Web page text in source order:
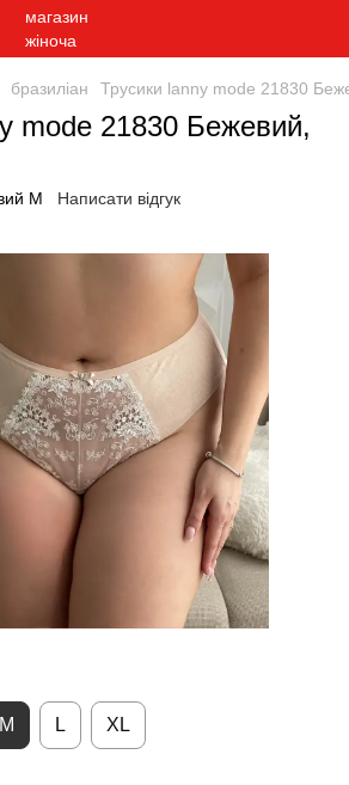
бразиліан Трусики lanny mode 21830
mode 21830 Бежевий,
M Написати відгук
M L XL